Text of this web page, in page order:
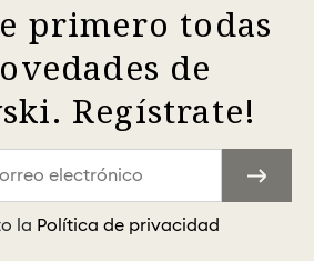
primero todas
de
Regístrate!
la Política de privacidad